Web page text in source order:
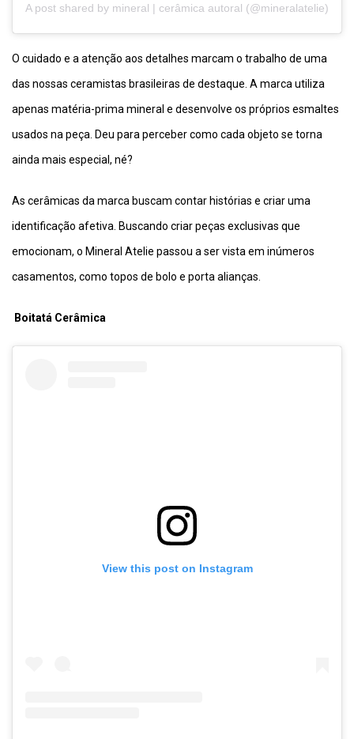
A post shared by mineral | cerâmica autoral (@mineralatelie)
O cuidado e a atenção aos detalhes marcam o trabalho de uma
das nossas ceramistas brasileiras de destaque. A marca utiliza
apenas matéria-prima mineral e desenvolve os próprios esmaltes
usados na peça. Deu para perceber como cada objeto se torna
ainda mais especial, né?
As cerâmicas da marca buscam contar histórias e criar uma
identificação afetiva. Buscando criar peças exclusivas que
emocionam, o Mineral Atelie passou a ser vista em inúmeros
casamentos, como topos de bolo e porta alianças.
Boitatá Cerâmica
View this post on Instagram